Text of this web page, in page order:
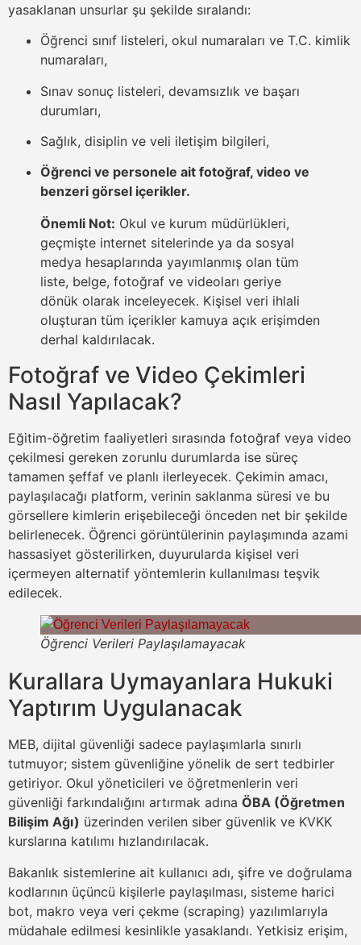
yasaklanan unsurlar şu şekilde sıralandı:
Öğrenci sınıf listeleri, okul numaraları ve T.C. kimlik
numaraları,
Sınav sonuç listeleri, devamsızlık ve başarı
durumları,
Sağlık, disiplin ve veli iletişim bilgileri,
Öğrenci ve personele ait fotoğraf, video ve
benzeri görsel içerikler.
Önemli Not: Okul ve kurum müdürlükleri,
geçmişte internet sitelerinde ya da sosyal
medya hesaplarında yayımlanmış olan tüm
liste, belge, fotoğraf ve videoları geriye
dönük olarak inceleyecek. Kişisel veri ihlali
oluşturan tüm içerikler kamuya açık erişimden
derhal kaldırılacak.
Fotoğraf ve Video Çekimleri
Nasıl Yapılacak?
Eğitim-öğretim faaliyetleri sırasında fotoğraf veya video
çekilmesi gereken zorunlu durumlarda ise süreç
tamamen şeffaf ve planlı ilerleyecek. Çekimin amacı,
paylaşılacağı platform, verinin saklanma süresi ve bu
görsellere kimlerin erişebileceği önceden net bir şekilde
belirlenecek. Öğrenci görüntülerinin paylaşımında azami
hassasiyet gösterilirken, duyurularda kişisel veri
içermeyen alternatif yöntemlerin kullanılması teşvik
edilecek.
Öğrenci Verileri Paylaşılamayacak
Kurallara Uymayanlara Hukuki
Yaptırım Uygulanacak
MEB, dijital güvenliği sadece paylaşımlarla sınırlı
tutmuyor; sistem güvenliğine yönelik de sert tedbirler
getiriyor. Okul yöneticileri ve öğretmenlerin veri
güvenliği farkındalığını artırmak adına ÖBA (Öğretmen
Bilişim Ağı) üzerinden verilen siber güvenlik ve KVKK
kurslarına katılımı hızlandırılacak.
Bakanlık sistemlerine ait kullanıcı adı, şifre ve doğrulama
kodlarının üçüncü kişilerle paylaşılması, sisteme harici
bot, makro veya veri çekme (scraping) yazılımlarıyla
müdahale edilmesi kesinlikle yasaklandı. Yetkisiz erişim,